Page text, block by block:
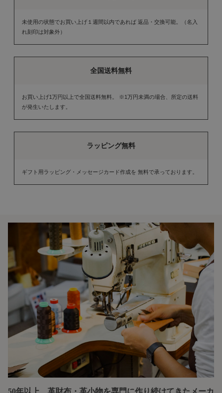
未使用の状態でお買い上げ１週間以内であれば 返品・交換可能。（名入
れ刻印は対象外）
全国送料無料
お買い上げ1万円以上で全国送料無料。 ※1万円未満の場合、所定の送料
が発生いたします。
ラッピング無料
ギフト用ラッピング・メッセージカード作成を 無料で承っております。
50年以上、革財布・革小物を専門に作り続けてきたメーカ